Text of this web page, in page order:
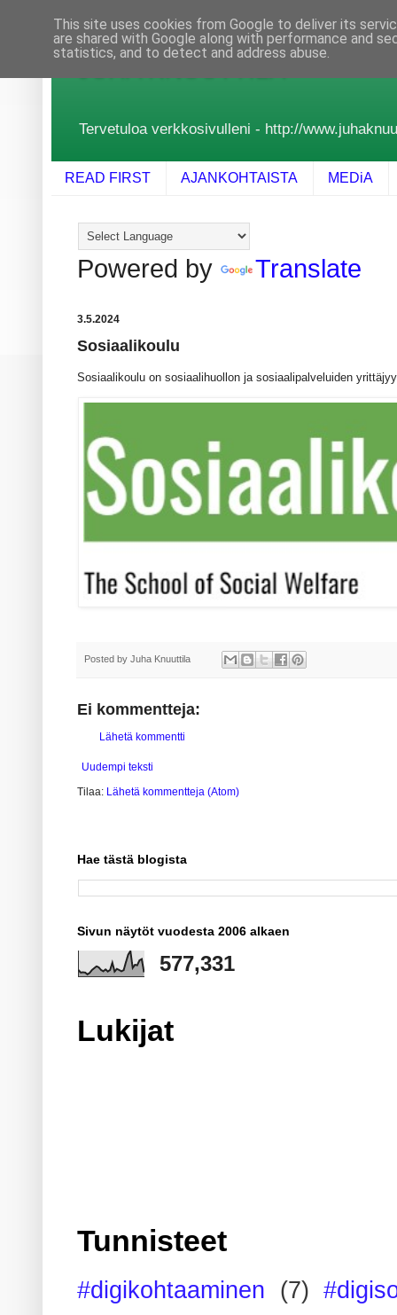
JUHA KNUUTTILA
Tervetuloa verkkosivulleni - http://
READ FIRST AJANKOHTAISTA MEDiA
Powered by Translate
3.5.2024
Sosiaalikoulu
Sosiaalikoulu on sosiaalihuollon ja sosiaalipalveluiden
Posted byJuha Knuuttila
Ei kommentteja:
Lähetä kommentti
Uudempi teksti
Tilaa: Lähetä kommentteja (Atom)
Hae tästä blogista
Sivun näytöt vuodesta 2006 alkaen
577,331
Lukijat
Tunnisteet
#digikohtaaminen (7)
This site uses cookies from Google to deliver its
are shared with Google along with performance and
statistics, and to detect and address abuse.